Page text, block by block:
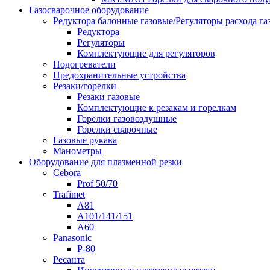
Газосварочное оборудование
Редуктора балонные газовые/Регуляторы расхода
Редуктора
Регуляторы
Комплектующие для регуляторов
Подогреватели
Предохранительные устройства
Резаки/горелки
Резаки газовые
Комплектующие к резакам и горелкам
Горелки газовоздушные
Горелки сварочные
Газовые рукава
Манометры
Оборудование для плазменной резки
Cebora
Prof 50/70
Trafimet
A81
A101/141/151
A60
Panasonic
P-80
Ресанта